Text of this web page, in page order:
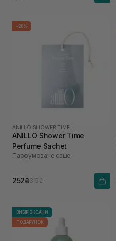
-20%
ANILLO SHOWER TIME
ANILLO Shower Time
Perfume Sachet
Парфумоване саше
252₴315₴
ВИБІР ОКСАНИ
ПОДАРУНОК